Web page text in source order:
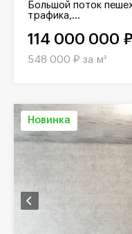
Большой поток
трафика,...
114 000 000 ₽
548 000 ₽ за м²
Новинка